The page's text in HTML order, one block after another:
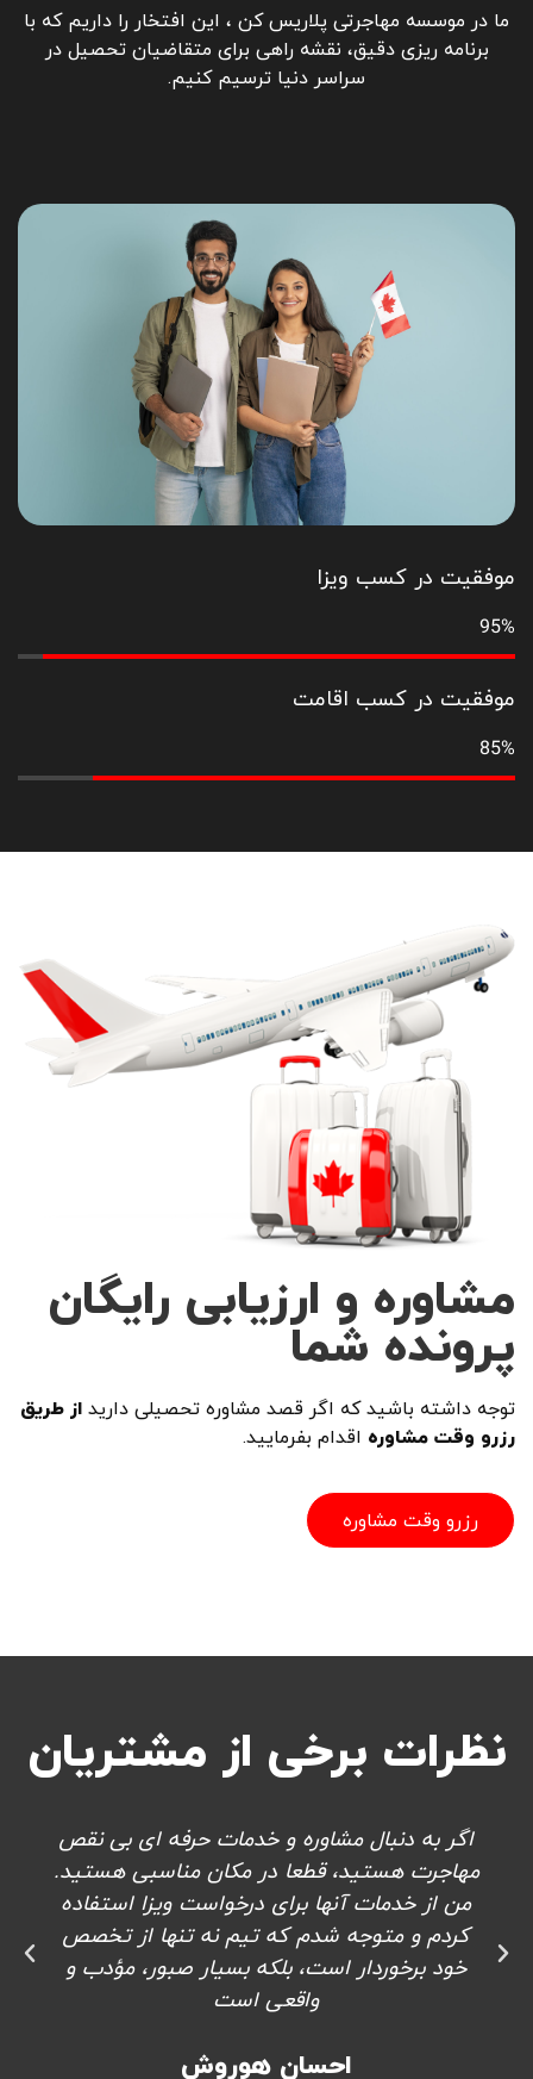
ما در موسسه مهاجرتی پلاریس کن ، این افتخار را داریم که با
برنامه ریزی دقیق، نقشه راهی برای متقاضیان تحصیل در
سراسر دنیا ترسیم کنیم.
موفقیت در کسب ویزا
95%
موفقیت در کسب اقامت
85%
مشاوره و ارزیابی رایگان
پرونده شما
توجه داشته باشید که اگر قصد مشاوره تحصیلی داریداز طریق
رزرو وقت مشاوره اقدام بفرمایید.
رزرو وقت مشاوره
نظرات برخی از مشتریان
اگر به دنبال مشاوره و خدمات حرفه ای بی نقص
مهاجرت هستید، قطعا در مکان مناسبی هستید.
من از خدمات آنها برای درخواست ویزا استفاده
کردم و متوجه شدم که تیم نه تنها از تخصص
خود برخوردار است، بلکه بسیار صبور، مؤدب و
واقعی است
احسان هوروش